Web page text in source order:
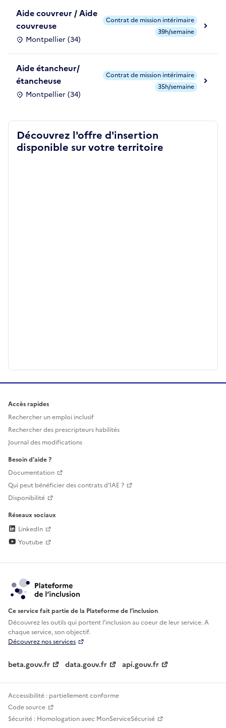
Aide couvreur / Aide
couvreuse
Montpellier (34)
Contrat de mission intérimaire
39h/semaine
Aide étancheur/
étancheuse
Montpellier (34)
Contrat de mission intérimaire
35h/semaine
Découvrez l'offre d'insertion
disponible sur votre territoire
Accès rapides
Rechercher un emploi inclusif
Rechercher des prescripteurs habilités
Journal des modifications
Besoin d'aide ?
Documentation
Qui peut bénéficier des contrats d'IAE ?
Disponibilité
Réseaux sociaux
LinkedIn
Youtube
Ce service fait partie de la Plateforme de l’inclusion
Découvrez les outils qui portent l'inclusion aucoeur de leur service. A
chaque service, son objectif.
Découvrez nos services
beta.gouv.fr data.gouv.fr api.gouv.fr
Accessibilité : partiellement conforme
Code source
Sécurité : Homologation avec MonServiceSécurisé